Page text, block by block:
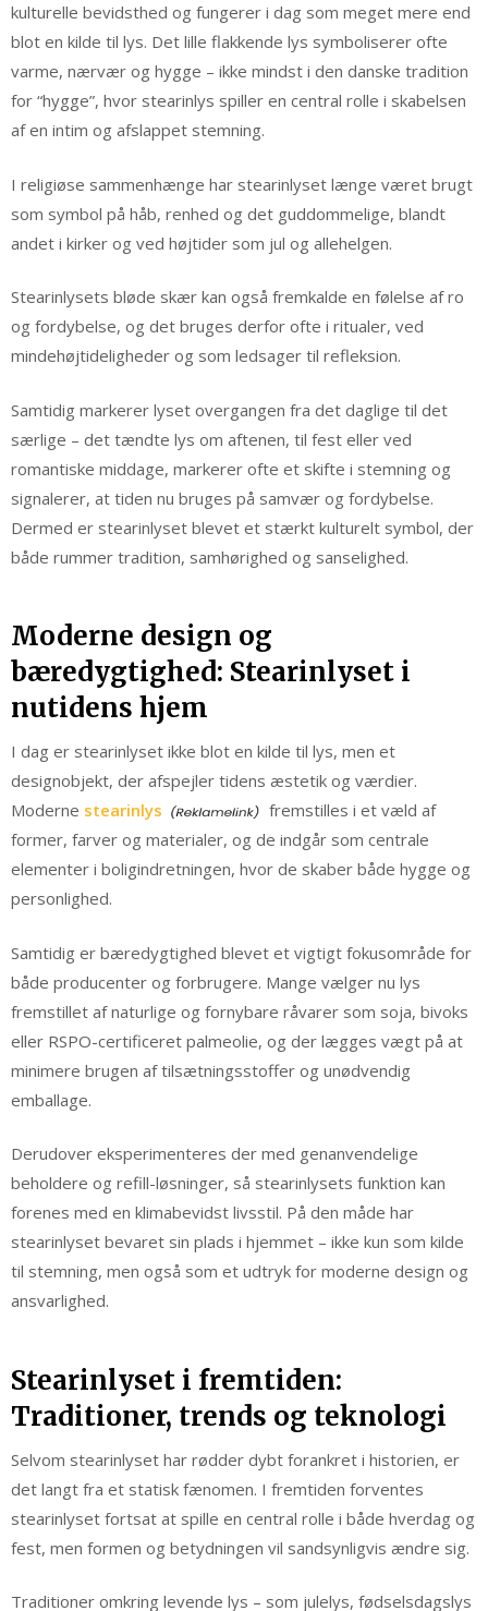
kulturelle bevidsthed og fungerer i dag som meget mere end
blot en kilde til lys. Det lille flakkende lys symboliserer ofte
varme, nærvær og hygge – ikke mindst i den danske tradition
for “hygge”, hvor stearinlys spiller en central rolle i skabelsen
af en intim og afslappet stemning.
I religiøse sammenhænge har stearinlyset længe været brugt
som symbol på håb, renhed og det guddommelige, blandt
andet i kirker og ved højtider som jul og allehelgen.
Stearinlysets bløde skær kan også fremkalde en følelse af ro
og fordybelse, og det bruges derfor ofte i ritualer, ved
mindehøjtideligheder og som ledsager til refleksion.
Samtidig markerer lyset overgangen fra det daglige til det
særlige – det tændte lys om aftenen, til fest eller ved
romantiske middage, markerer ofte et skifte i stemning og
signalerer, at tiden nu bruges på samvær og fordybelse.
Dermed er stearinlyset blevet et stærkt kulturelt symbol, der
både rummer tradition, samhørighed og sanselighed.
Moderne design og
bæredygtighed: Stearinlyset i
nutidens hjem
I dag er stearinlyset ikke blot en kilde til lys, men et
designobjekt, der afspejler tidens æstetik og værdier.
Moderne stearinlys
fremstilles i et væld af
former, farver og materialer, og de indgår som centrale
elementer i boligindretningen, hvor de skaber både hygge og
personlighed.
Samtidig er bæredygtighed blevet et vigtigt fokusområde for
både producenter og forbrugere. Mange vælger nu lys
fremstillet af naturlige og fornybare råvarer som soja, bivoks
eller RSPO-certificeret palmeolie, og der lægges vægt på at
minimere brugen af tilsætningsstoffer og unødvendig
emballage.
Derudover eksperimenteres der med genanvendelige
beholdere og refill-løsninger, så stearinlysets funktion kan
forenes med en klimabevidst livsstil. På den måde har
stearinlyset bevaret sin plads i hjemmet – ikke kun som kilde
til stemning, men også som et udtryk for moderne design og
ansvarlighed.
Stearinlyset i fremtiden:
Traditioner, trends og teknologi
Selvom stearinlyset har rødder dybt forankret i historien, er
det langt fra et statisk fænomen. I fremtiden forventes
stearinlyset fortsat at spille en central rolle i både hverdag og
fest, men formen og betydningen vil sandsynligvis ændre sig.
Traditioner omkring levende lys – som julelys, fødselsdagslys